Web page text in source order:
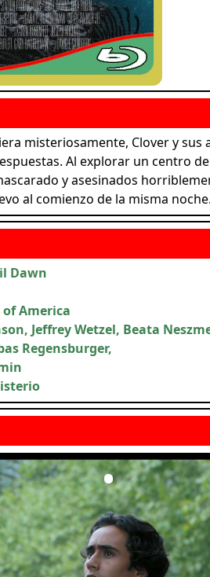
misteriosamente, Clover y sus
Al explorar un centro
y asesinados
al comienzo de la misma noche.
Dawn
America
Jeffrey Wetzel, Beata
Regensburger,